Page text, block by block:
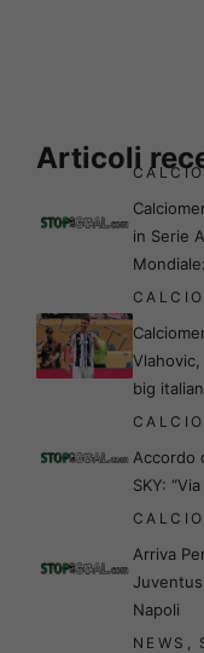
Articoli
in Serie
Vlahovic,
big
Accordo
SKY:
Arriva
Juventus
Napoli
NEWS